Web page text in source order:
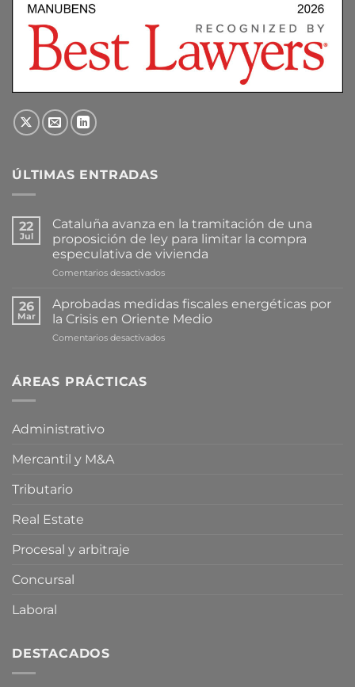
ÚLTIMAS ENTRADAS
22
Jul
Cataluña avanza en la tramitación de una
proposición de ley para limitar la compra
especulativa de vivienda
Comentarios desactivadosen
avanza
en
la
tramitación
26
Mar
Aprobadas medidas fiscales energéticas por
la Crisis en Oriente Medio
Comentarios desactivadosen
ÁREAS PRÁCTICAS
Administrativo
Mercantil y M&A
Tributario
Real Estate
Procesal y arbitraje
Concursal
Laboral
DESTACADOS